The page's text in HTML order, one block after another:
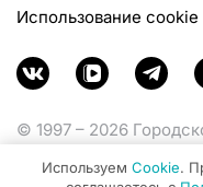
Использование cookie
© 1997 – 2026
Министерства
Используем Cookie.